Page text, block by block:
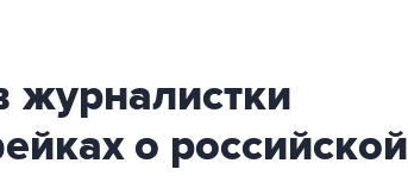
журналистки
о российской